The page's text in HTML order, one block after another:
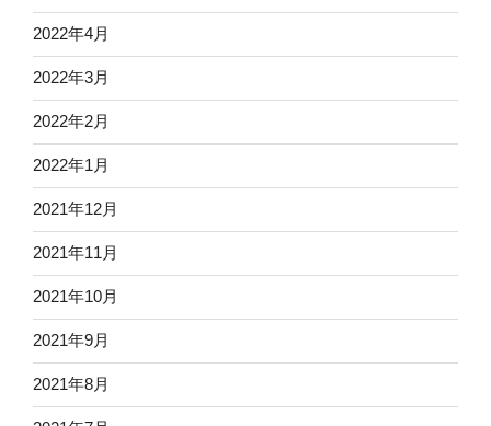
2022年4月
2022年3月
2022年2月
2022年1月
2021年12月
2021年11月
2021年10月
2021年9月
2021年8月